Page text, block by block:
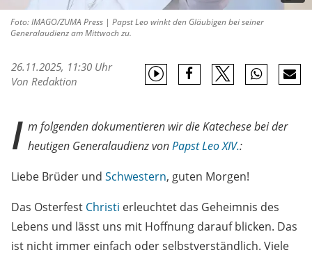
Foto: IMAGO/ZUMA Press | Papst Leo winkt den Gläubigen bei seiner
Generalaudienz am Mittwoch zu.
26.11.2025, 11:30 Uhr
Von Redaktion
I m folgenden dokumentieren wir die Katechese bei der
heutigen Generalaudienz vonPapstLeo XIV.:
Liebe Brüder und Schwestern, guten Morgen!
Das Osterfest Christi erleuchtet das Geheimnis des
Lebens und lässt uns mit Hoffnung darauf blicken. Das
ist nicht immer einfach oder selbstverständlich. Viele